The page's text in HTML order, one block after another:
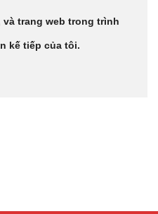
trang web trong trình
kế tiếp của tôi.